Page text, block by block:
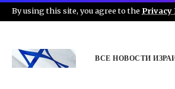
By using this site, you agree to the Privacy
ВСЕ НОВОСТИ